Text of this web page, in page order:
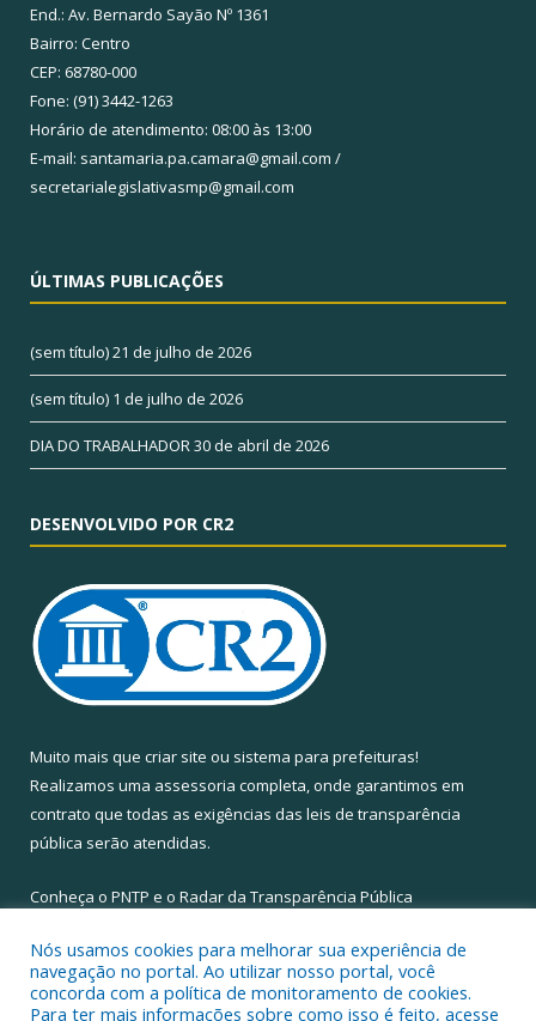
End.: Av. Bernardo Sayão Nº 1361
Bairro: Centro
CEP: 68780-000
Fone: (91) 3442-1263
Horário de atendimento: 08:00 às 13:00
E-mail: santamaria.pa.camara@gmail.com /
secretarialegislativasmp@gmail.com
ÚLTIMAS PUBLICAÇÕES
(sem título)21 de julho de 2026
(sem título) 1 de julho de 2026
DIA DO TRABALHADOR30 de abril de 2026
DESENVOLVIDO POR CR2
Muito mais que criar site ou sistema para prefeituras!
Realizamos uma assessoria completa, onde garantimos em
contrato que todas as exigências das leis de transparência
pública serão atendidas.
Conheça o PNTP e o Radar da Transparência Pública
Nós usamos cookies para melhorar sua experiência de
navegação no portal. Ao utilizar nosso portal, você
concorda com a política de monitoramento de cookies.
Para ter mais informações sobre como isso é feito, acesse